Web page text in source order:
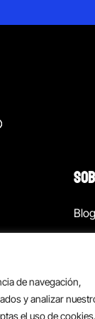
de navegación,
y analizar
el uso de cookies.
Blog